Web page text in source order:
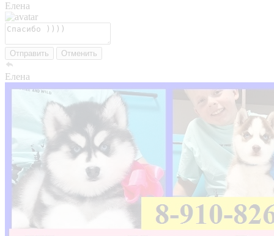
Елена
Отправить Отменить
Елена